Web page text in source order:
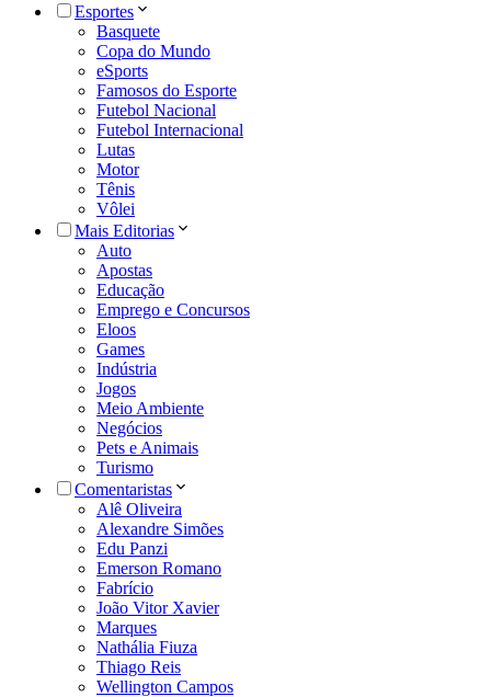
Esportes
Basquete
Copa do Mundo
eSports
Famosos do Esporte
Futebol Nacional
Futebol Internacional
Lutas
Motor
Tênis
Vôlei
Mais Editorias
Auto
Apostas
Educação
Emprego e Concursos
Eloos
Games
Indústria
Jogos
Meio Ambiente
Negócios
Pets e Animais
Turismo
Comentaristas
Alê Oliveira
Alexandre Simões
Edu Panzi
Emerson Romano
Fabrício
João Vitor Xavier
Marques
Nathália Fiuza
Thiago Reis
Wellington Campos